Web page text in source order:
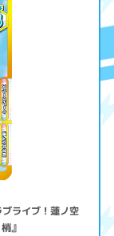
ライブ！蓮ノ空
』